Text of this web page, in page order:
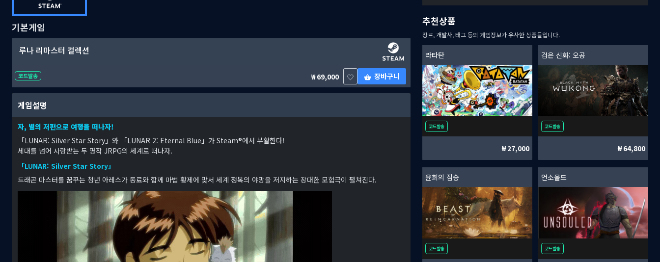
기본게임
루나 리마스터 컬렉션
코드발송 69,000 장바구니
게임설명
자, 별의 저편으로 여행을 떠나자!
「LUNAR: Silver Star Story」와 「LUNAR 2: Eternal Blue」가 Steam®에서 부활한다!
세대를 넘어 사랑받는 두 명작 JRPG의 세계로 떠나자.
「LUNAR: Silver Star Story」
드래곤 마스터를 꿈꾸는 청년 아레스가 동료와 함께 마법 황제에 맞서 세계 정복의 야망을 저지하는 장대한 모험극이 펼쳐진다.
추천상품
장르, 개발사, 태그 등의 게임정보가 유사한 상품들입니다.
라타탄
코드발송
27,000
검은 신화: 오공
코드발송
64,800
윤회의 짐승
코드발송
언소울드
코드발송